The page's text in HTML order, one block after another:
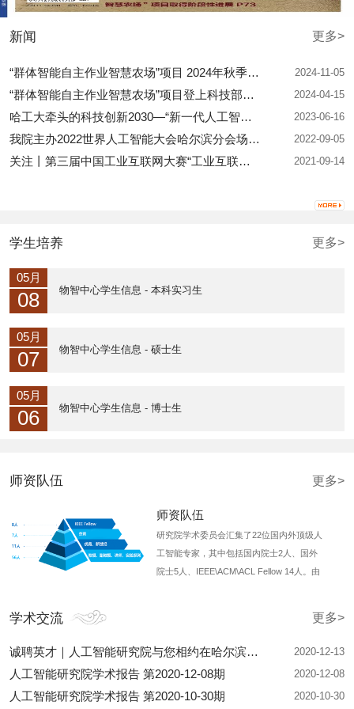
新闻 更多>
“群体智能自主作业智慧农场”项目 2024年秋季现场会... 2024-11-05
“群体智能自主作业智慧农场”项目登上科技部杂志 2024-04-15
哈工大牵头的科技创新2030—“新一代人工智能”重大项... 2023-06-16
我院主办2022世界人工智能大会哈尔滨分会场暨哈尔滨国... 2022-09-05
关注丨第三届中国工业互联网大赛“工业互联网+人工智... 2021-09-14
学生培养 更多>
05月
08 物智中心学生信息 - 本科实习生
05月
07 物智中心学生信息 - 硕士生
05月
06 物智中心学生信息 - 博士生
师资队伍 更多>
师资队伍
研究院学术委员会汇集了22位国内外顶级人
工智能专家，其中包括国内院士2人、国外
院士5人、IEEE\ACM\ACL Fellow 14人。由
学术交流 更多>
诚聘英才｜人工智能研究院与您相约在哈尔滨工业大学第... 2020-12-13
人工智能研究院学术报告 第2020-12-08期 2020-12-08
人工智能研究院学术报告 第2020-10-30期 2020-10-30